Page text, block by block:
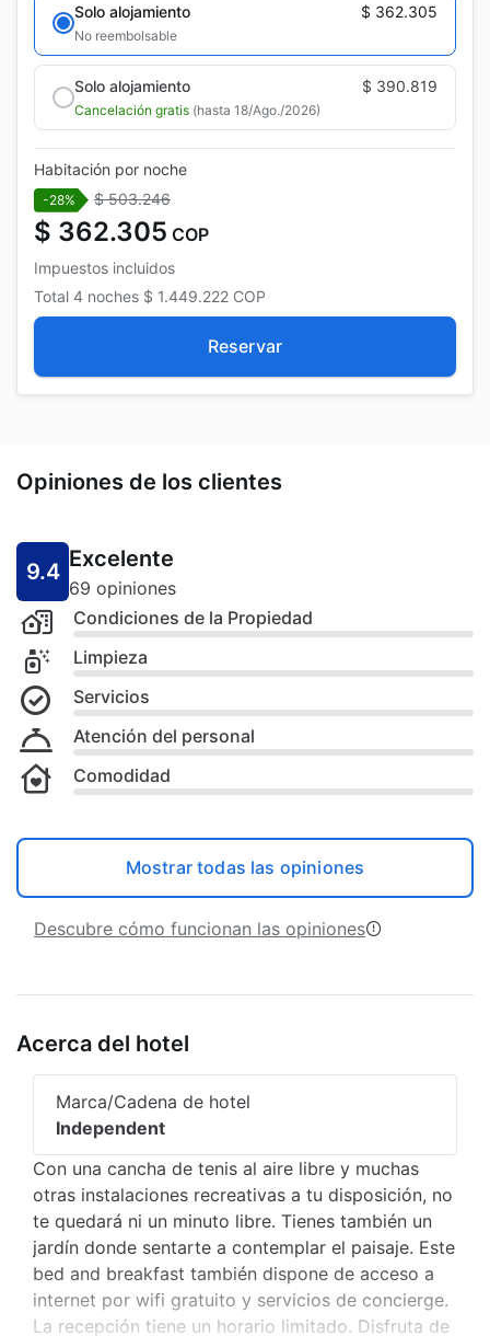
Solo alojamiento
$ 362.305
No reembolsable
Solo alojamiento $ 390.819
Cancelación gratis (hasta 18/Ago./2026)
Habitación por noche
-28% $ 503.246
$ 362.305 COP
Impuestos incluidos
Total 4 noches $ 1.449.222 COP
Reservar
Opiniones de los clientes
9.4 Excelente
69 opiniones
Condiciones de la Propiedad
Limpieza
Servicios
Atención del personal
Comodidad
Mostrar todas las opiniones
Descubre cómo funcionan las opiniones
Acerca del hotel
Marca/Cadena de hotel
Independent
Con una cancha de tenis al aire libre y muchas
otras instalaciones recreativas a tu disposición, no
te quedará ni un minuto libre. Tienes también un
jardín donde sentarte a contemplar el paisaje. Este
bed and breakfast también dispone de acceso a
internet por wifi gratuito y servicios de concierge.
La recepción tiene un horario limitado. Disfruta de